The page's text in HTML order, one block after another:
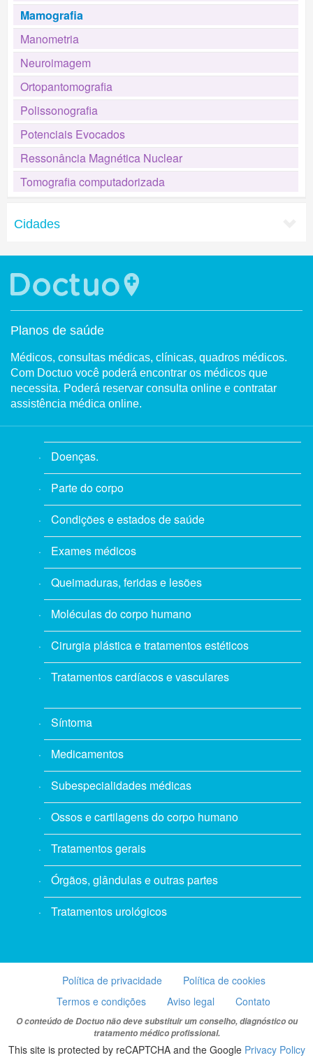
Mamografia
Manometria
Neuroimagem
Ortopantomografia
Polissonografia
Potenciais Evocados
Ressonância Magnética Nuclear
Tomografia computadorizada
Cidades
Planos de saúde
Médicos, consultas médicas, clínicas, quadros médicos.
Com Doctuo você poderá encontrar os médicos que
necessita. Poderá reservar consulta online e contratar
assistência médica online.
Doenças.
Parte do corpo
Condições e estados de saúde
Exames médicos
Queimaduras, feridas e lesões
Moléculas do corpo humano
Cirurgia plástica e tratamentos estéticos
Tratamentos cardíacos e vasculares
Síntoma
Medicamentos
Subespecialidades médicas
Ossos e cartilagens do corpo humano
Tratamentos gerais
Órgãos, glândulas e outras partes
Tratamentos urológicos
Política de privacidade
Política de cookies
Termos e condições
Aviso legal Contato
O conteúdo de Doctuo não deve substituir um conselho, diagnóstico ou
tratamento médico profissional.
This site is protected by reCAPTCHA and the Google Privacy Policy